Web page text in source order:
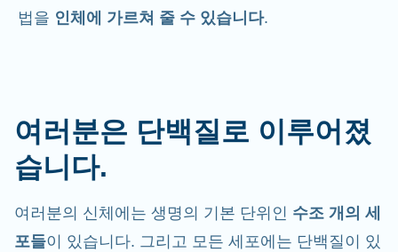
법을 인체에 가르쳐 줄 수 있습니다.
여러분은 단백질로 이루어졌
습니다.
여러분의 신체에는 생명의 기본 단위인 수조 개의 세
포들이 있습니다. 그리고 모든 세포에는 단백질이 있